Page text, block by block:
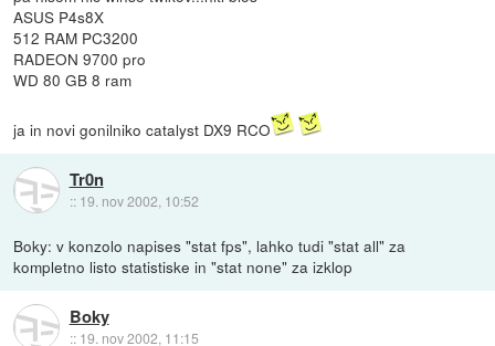
ASUS P4s8X
512 RAM PC3200
RADEON 9700 pro
WD 80 GB 8 ram
ja in novi gonilniko catalyst DX9 RCO
Tr0n
:: 19. nov 2002, 10:52
Boky: v konzolo napises "stat fps", lahko tudi "stat all" za
kompletno listo statistiske in "stat none" za izklop
Boky
:: 19. nov 2002, 11:15